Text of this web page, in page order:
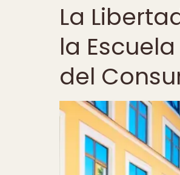
La
la
del